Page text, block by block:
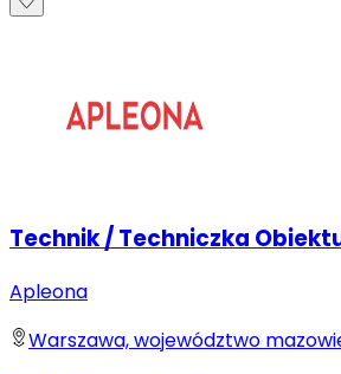
Technik / Techniczka
Apleona
Warszawa, województwo